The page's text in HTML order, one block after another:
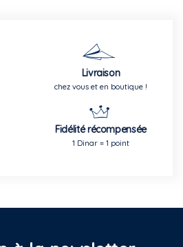
Livraison
chez vous et en boutique !
Fidélité récompensée
1 Dinar = 1 point